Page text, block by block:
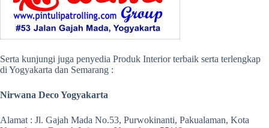
Serta kunjungi juga penyedia Produk Interior terbaik serta terlengkap
di Yogyakarta dan Semarang :
Nirwana Deco Yogyakarta
Alamat : Jl. Gajah Mada No.53, Purwokinanti, Pakualaman, Kota